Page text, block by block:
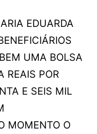
EDUARDA
UMA BOLSA
REAIS POR
E SEIS MIL
MOMENTO O